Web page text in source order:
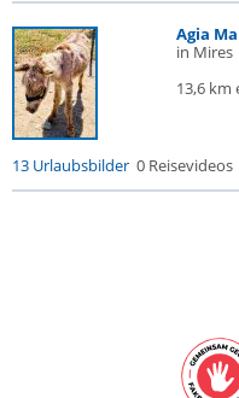
Agia
in Mires
13,6
13 Urlaubsbilder 0 Reisevideos